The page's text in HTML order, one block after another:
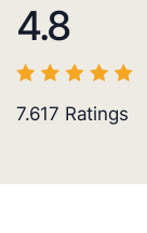
4.8
7.617 Ratings